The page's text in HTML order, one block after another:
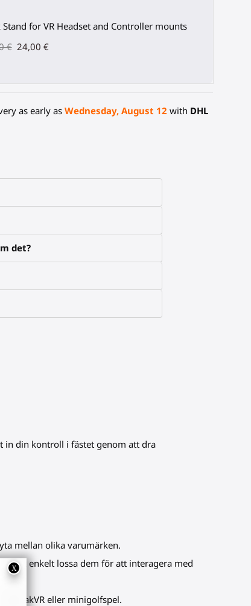
Stand for VR Headset and Controller mounts
€ 24,00 €
as early as Wednesday, August 12 with DHL
det?
in din kontroll i fästet genom att dra
mellan olika varumärken.
att enkelt lossa dem för att interagera med
KayakVR eller minigolfspel.